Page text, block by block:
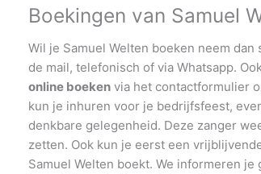
Boekingen van Samuel
Wil je Samuel Welten boeken neem
de mail, telefonisch of via Whatsapp.
online boeken via het contactformulier
kun je inhuren voor je bedrijfsfeest,
denkbare gelegenheid. Deze zanger
zetten. Ook kun je eerst een
Samuel Welten boekt. We informeren je